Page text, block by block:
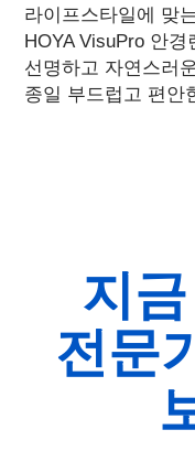
라이프스타일에 맞
HOYA VisuPro 안
선명하고 자연스러
종일 부드럽고 편안
지
전문